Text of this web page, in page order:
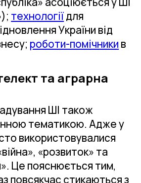
технологіїдля
України від
роботи-помічники в
та аграрна
ШІ також
тематикою. Адже у
використовувалися
«розвиток» та
Це пояснюється тим,
повсякчас стикаються з